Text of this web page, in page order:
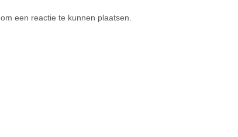
om een reactie te kunnen plaatsen.